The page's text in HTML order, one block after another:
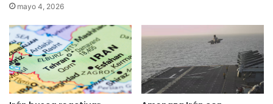
mayo 4, 2026